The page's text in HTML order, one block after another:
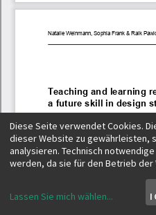
Diese Seite verwendet Cookies.
dieser Website zu gewährleisten,
analysieren. Technisch
werden, da sie für den Betrieb der
Lassen Sie mich wählen...